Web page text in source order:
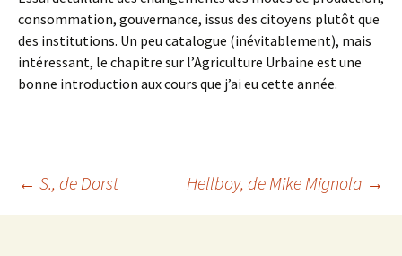
consommation, gouvernance, issus des citoyens plutôt que
des institutions. Un peu catalogue (inévitablement), mais
intéressant, le chapitre sur l’Agriculture Urbaine est une
bonne introduction aux cours que j’ai eu cette année.
Navigation
← S., de Dorst Hellboy, de Mike Mignola →